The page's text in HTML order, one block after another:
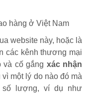
hàng ở Việt Nam
website này, hoặc là
các kênh thương mại
và cố gắng xác nhận
một lý do nào đó mà
số lượng, ví dụ như